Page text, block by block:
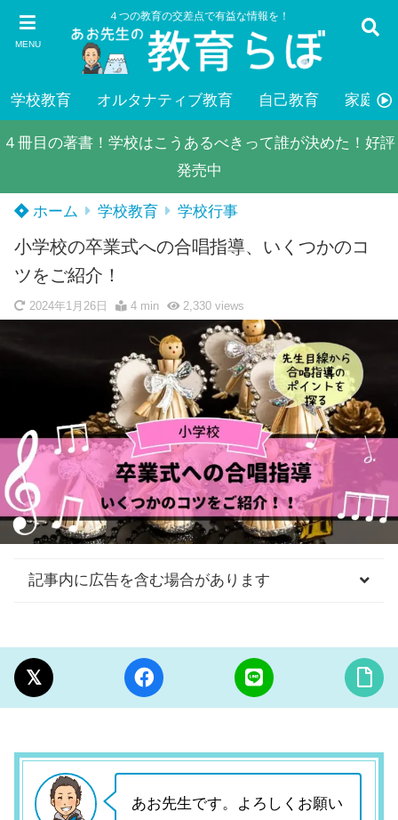
MENU
４つの教育の交差点で有益な情報を！
学校教育 オルタナティブ教育 自己教育 家庭教
４冊目の著書！学校はこうあるべきって誰が決めた！好評
発売中
ホーム 学校教育 学校行事
小学校の卒業式への合唱指導、いくつかのコ
ツをご紹介！
2024年1月26日 4 min 2,330views
記事内に広告を含む場合があります
あお先生です。よろしくお願い